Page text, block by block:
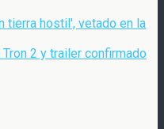
tierra hostil', vetado en la
2 y trailer confirmado